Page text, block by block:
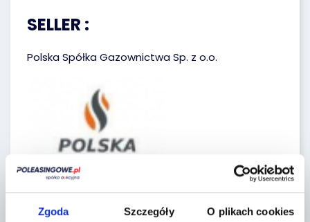
Zgoda Szczegóły O plikach cookies
SELLER :
Polska Spółka Gazownictwa Sp. z o.o.